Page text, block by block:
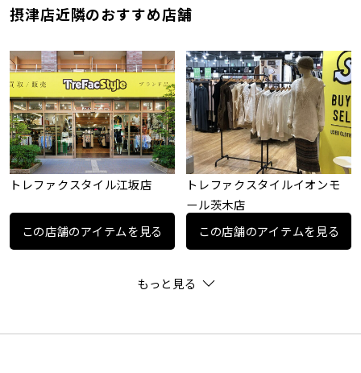
摂津店近隣のおすすめ店舗
トレファクスタイル江坂店
この店舗のアイテムを見る
トレファクスタイルイオンモ
ール茨木店
この店舗のアイテムを見る
もっと見る